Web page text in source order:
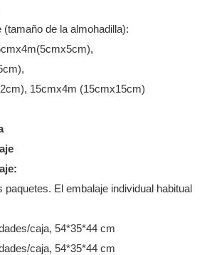
(tamaño de la almohadilla):
15cmx4m (15cmx15cm)
paquetes. El embalaje individual habitual
caja, 54*35*44 cm
caja, 54*35*44 cm